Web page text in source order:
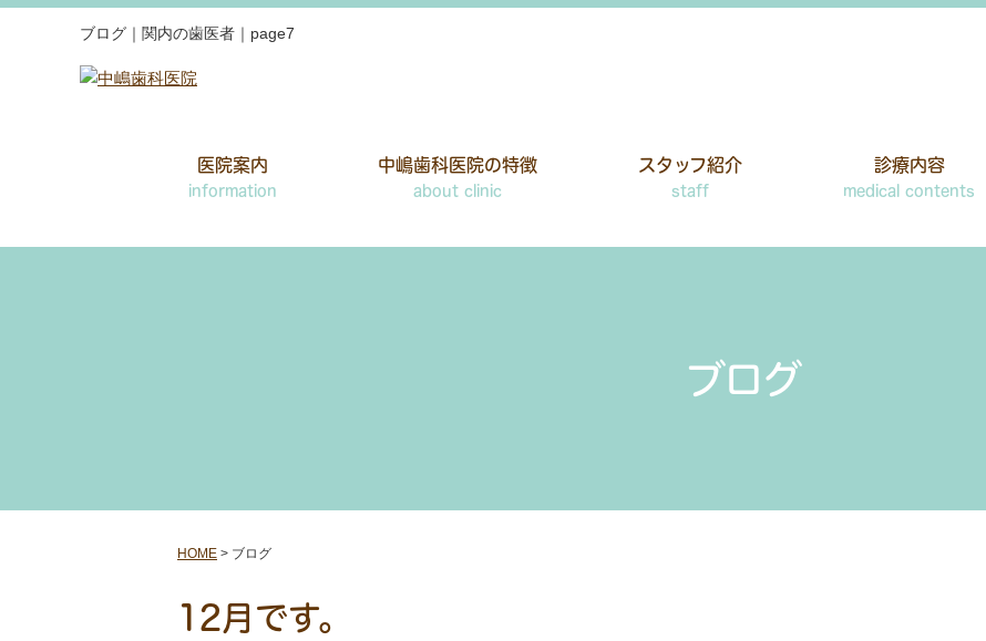
ブログ｜関内の歯医者｜page7
医院案内
information
中嶋歯科医院の特徴
about clinic
スタッフ紹介
staff
診療内容
medical contents
ブログ
HOME > ブログ
12月です。